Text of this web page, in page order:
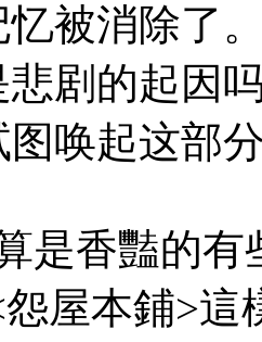
忆被消除了
悲剧的起因
图唤起这部
香豔的有
屋本鋪>這